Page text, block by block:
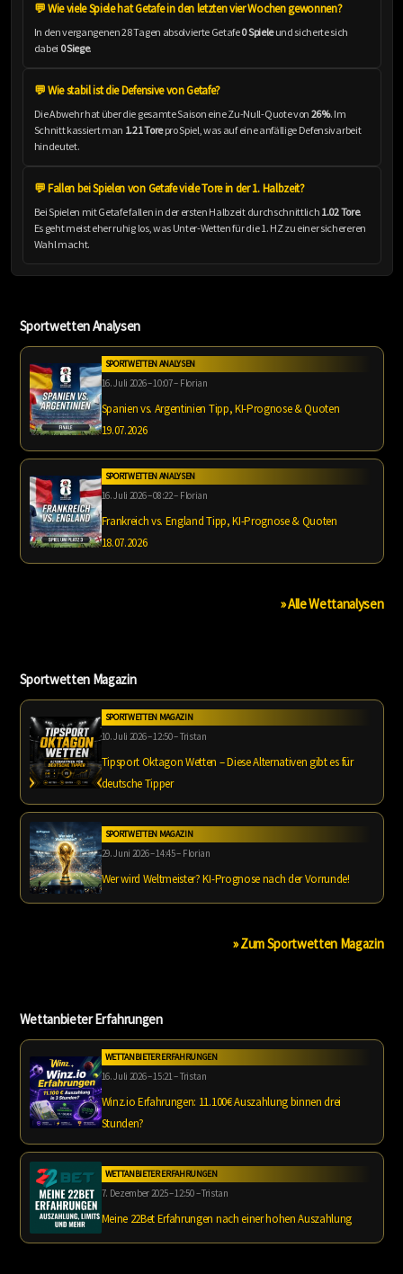
💬 Wie viele Spiele hat Getafe in den letzten vier Wochen gewonnen?
In den vergangenen 28 Tagen absolvierte Getafe0 Spieleund sicherte sich
dabei 0 Siege.
💬 Wie stabil ist die Defensive von Getafe?
Die Abwehr hat über die gesamte Saison eine Zu-Null-Quote von 26%. Im
Schnitt kassiert man 1.21 Torepro Spiel, was auf eine anfällige Defensivarbeit
hindeutet.
💬 Fallen bei Spielen von Getafe viele Tore in der 1. Halbzeit?
Bei Spielen mit Getafe fallen in der ersten Halbzeit durchschnittlich 1.02 Tore.
Es geht meist eher ruhig los, was Unter-Wetten für die 1. HZ zu einer sichereren
Wahl macht.
Sportwetten Analysen
SPORTWETTEN ANALYSEN
16. Juli 2026 – 10:07 – Florian
Spanien vs. Argentinien Tipp, KI-Prognose & Quoten
19.07.2026
SPORTWETTEN ANALYSEN
16. Juli 2026 – 08:22 – Florian
Frankreich vs. England Tipp, KI-Prognose & Quoten
18.07.2026
» Alle Wettanalysen
Sportwetten Magazin
SPORTWETTEN MAGAZIN
10. Juli 2026 – 12:50 – Tristan
Tipsport Oktagon Wetten – Diese Alternativen gibt es für
deutsche Tipper
SPORTWETTEN MAGAZIN
29. Juni 2026 – 14:45 – Florian
Wer wird Weltmeister? KI-Prognose nach der Vorrunde!
» Zum Sportwetten Magazin
Wettanbieter Erfahrungen
WETTANBIETER ERFAHRUNGEN
16. Juli 2026 – 15:21 – Tristan
Winz.io Erfahrungen: 11.100€ Auszahlung binnen drei
Stunden?
WETTANBIETER ERFAHRUNGEN
7. Dezember 2025 – 12:50 – Tristan
Meine 22Bet Erfahrungen nach einer hohen Auszahlung